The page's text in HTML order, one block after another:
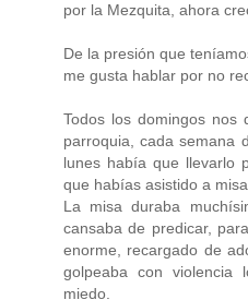
por la Mezquita, ahora
De la presión que
me gusta hablar por no
Todos los domingos
parroquia, cada semana
lunes había que llevarlo
que habías asistido a
La misa duraba
cansaba de predicar,
enorme, recargado de
golpeaba con violencia
miedo.